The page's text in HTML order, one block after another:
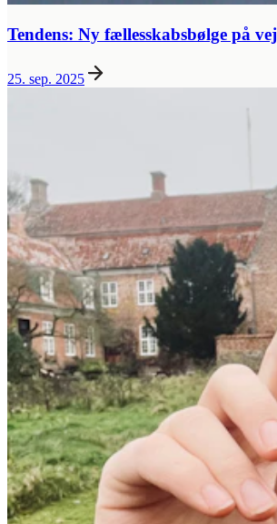
Tendens: Ny fællesskabsbølge på vej
25. sep. 2025